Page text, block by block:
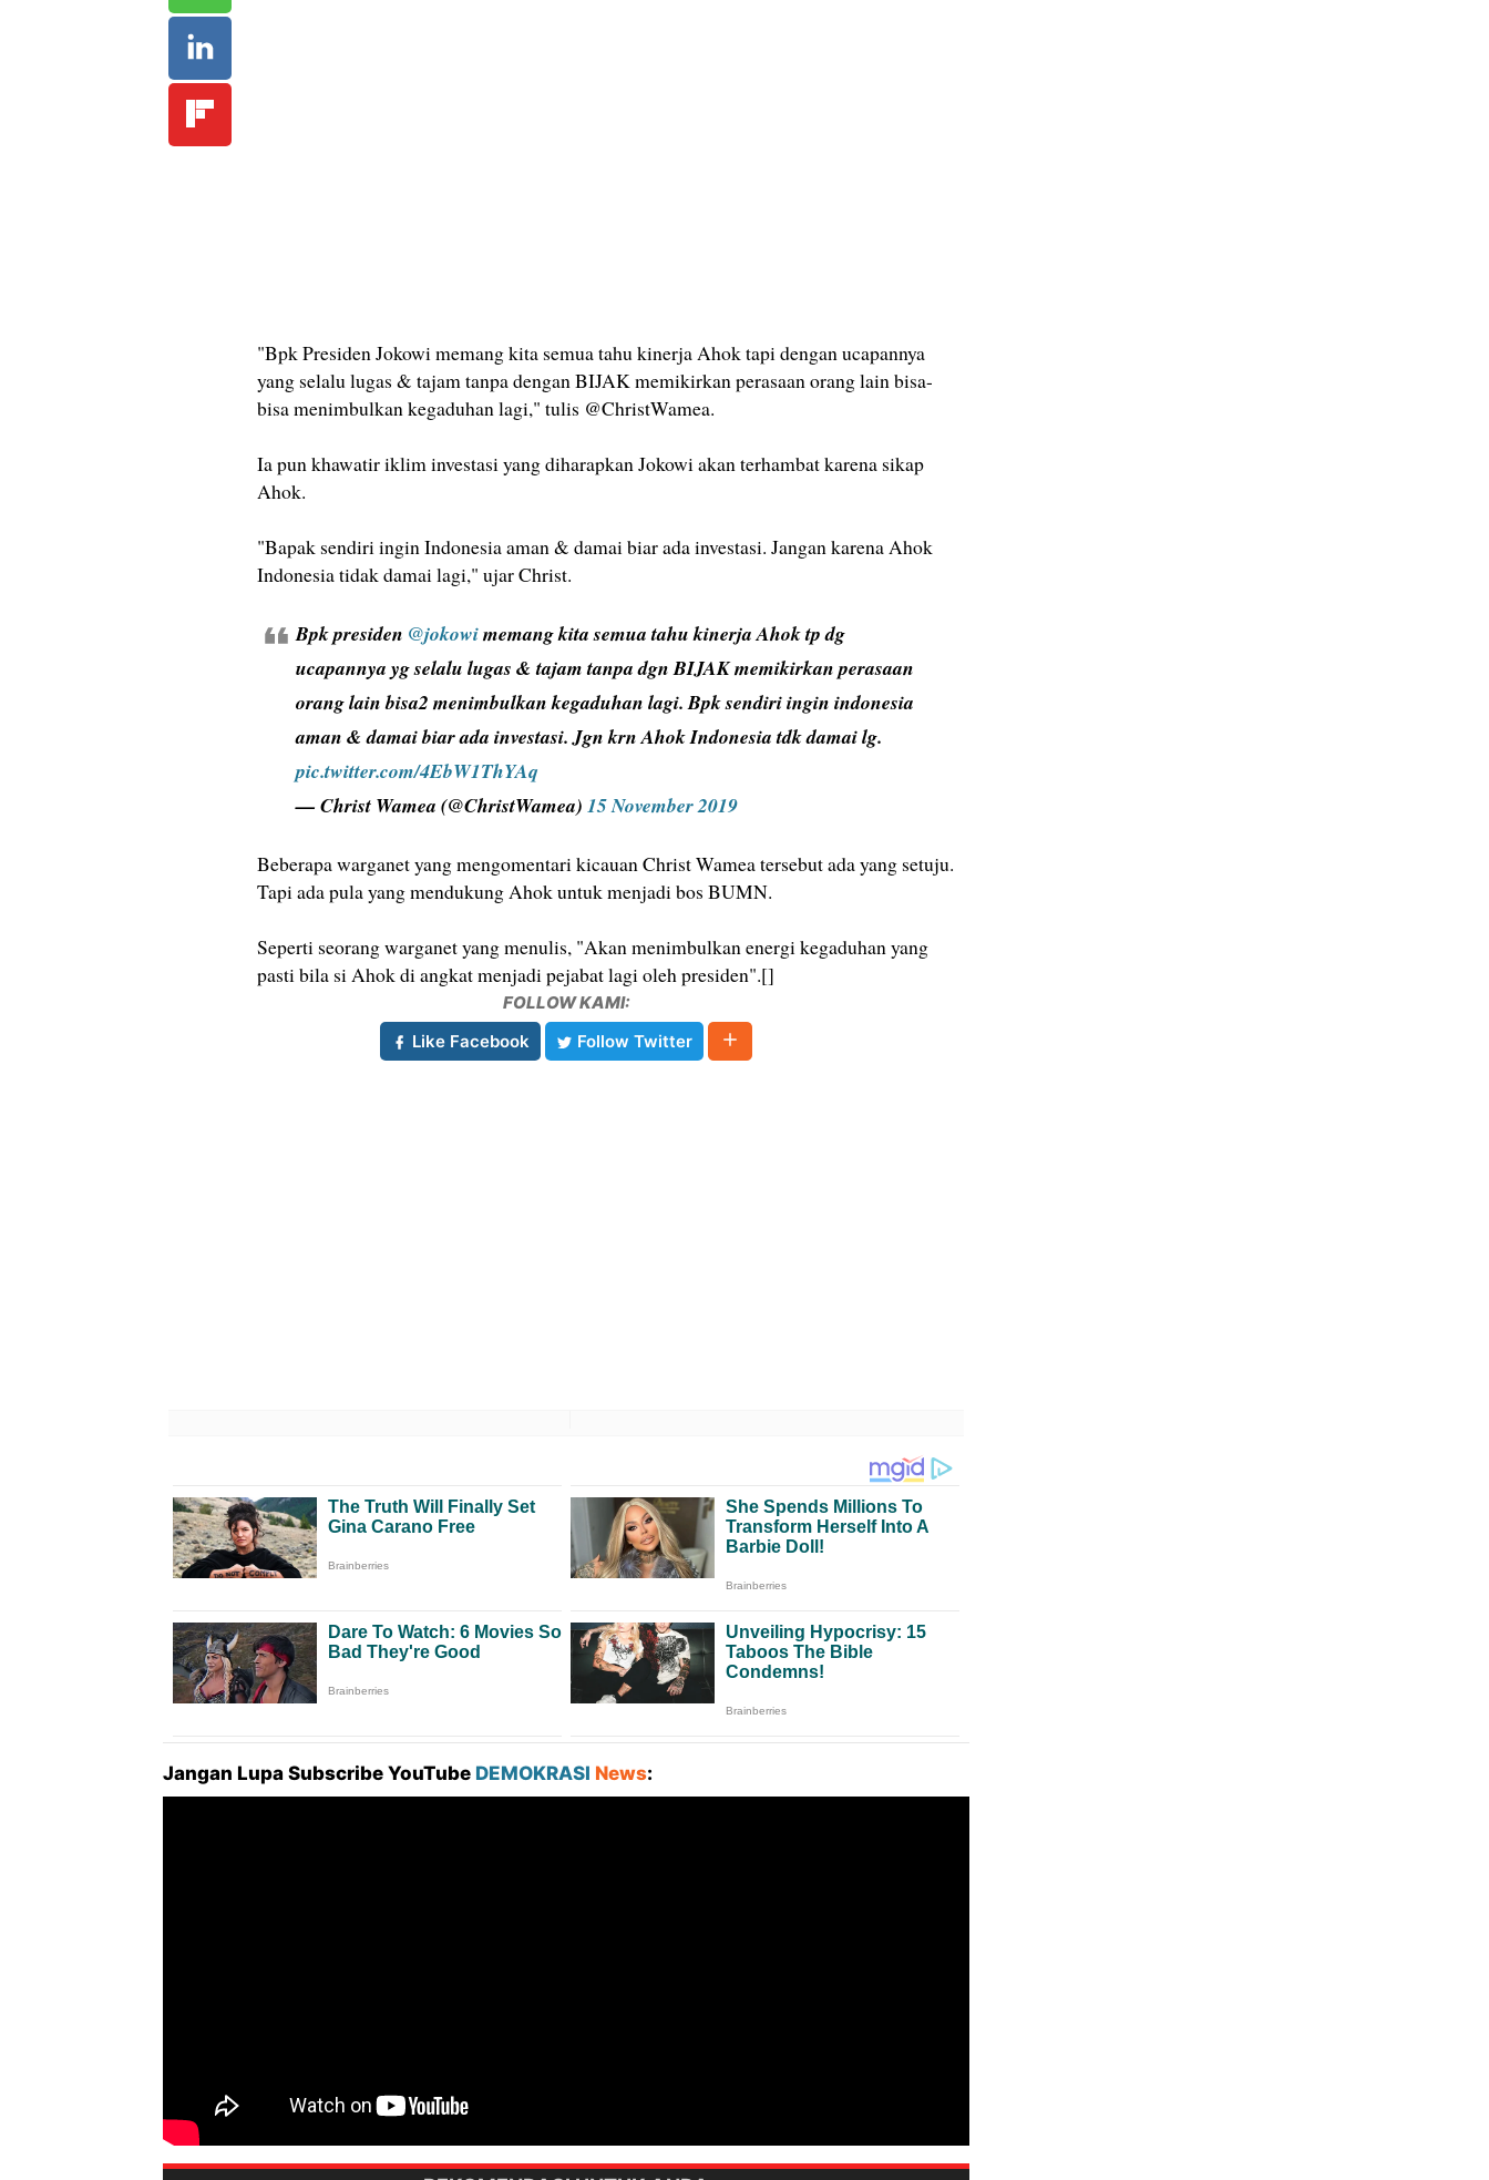
"Bpk Presiden Jokowi memang kita semua tahu kinerja Ahok tapi dengan ucapannya
yang selalu lugas & tajam tanpa dengan BIJAK memikirkan perasaan orang lain bisa-
bisa menimbulkan kegaduhan lagi," tulis @ChristWamea.
Ia pun khawatir iklim investasi yang diharapkan Jokowi akan terhambat karena sikap
Ahok.
"Bapak sendiri ingin Indonesia aman & damai biar ada investasi. Jangan karena Ahok
Indonesia tidak damai lagi," ujar Christ.
Bpk presiden @jokowimemang kita semua tahu kinerja Ahok tp dg
ucapannya yg selalu lugas & tajam tanpa dgn BIJAK memikirkan perasaan
orang lain bisa2 menimbulkan kegaduhan lagi. Bpk sendiri ingin indonesia
aman & damai biar ada investasi. Jgn krn Ahok Indonesia tdk damai lg.
pic.twitter.com/4EbW1ThYAq
— Christ Wamea (@ChristWamea) 15 November 2019
Beberapa warganet yang mengomentari kicauan Christ Wamea tersebut ada yang setuju.
Tapi ada pula yang mendukung Ahok untuk menjadi bos BUMN.
Seperti seorang warganet yang menulis, "Akan menimbulkan energi kegaduhan yang
pasti bila si Ahok di angkat menjadi pejabat lagi oleh presiden".[]
FOLLOW KAMI:
Like Facebook
Follow Twitter
Jangan Lupa Subscribe YouTube DEMOKRASI News: